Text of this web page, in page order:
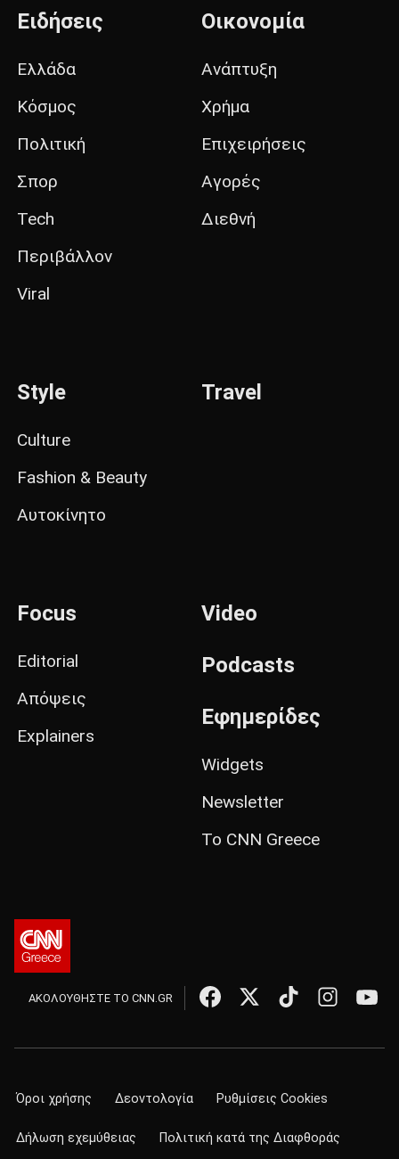
Ειδήσεις
Ελλάδα
Κόσμος
Πολιτική
Σπορ
Tech
Περιβάλλον
Viral
Οικονομία
Ανάπτυξη
Χρήμα
Επιχειρήσεις
Αγορές
Διεθνή
Style
Culture
Fashion & Beauty
Αυτοκίνητο
Travel
Focus
Editorial
Απόψεις
Explainers
Video
Podcasts
Εφημερίδες
Widgets
Newsletter
Το CNN Greece
ΑΚΟΛΟΥΘΗΣΤΕ ΤΟ CNN.GR
Όροι χρήσης Δεοντολογία Ρυθμίσεις Cookies
Δήλωση εχεμύθειας Πολιτική κατά της Διαφθοράς